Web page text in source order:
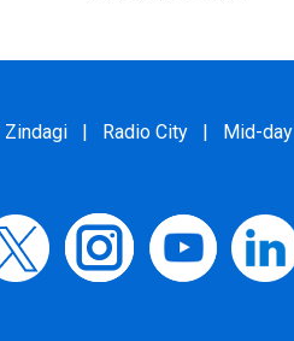
Zindagi | Radio City | Mid-day